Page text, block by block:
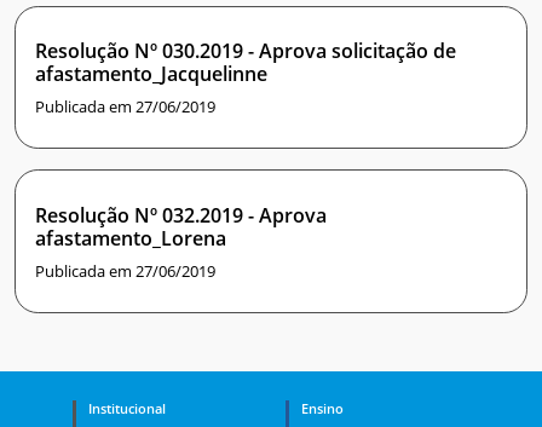
Resolução Nº 030.2019 - Aprova solicitação de
afastamento_Jacquelinne
Publicada em 27/06/2019
Resolução Nº 032.2019 - Aprova
afastamento_Lorena
Publicada em 27/06/2019
Institucional
Ensino